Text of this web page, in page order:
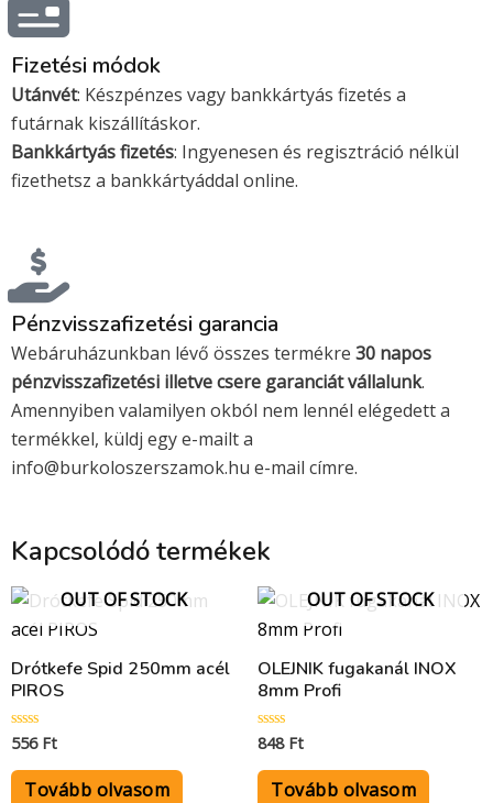
Fizetési módok
Utánvét: Készpénzes vagy bankkártyás fizetés a
futárnak kiszállításkor.
Bankkártyás fizetés: Ingyenesen és regisztráció nélkül
fizethetsz a bankkártyáddal online.
Pénzvisszafizetési garancia
Webáruházunkban lévő összes termékre 30 napos
pénzvisszafizetési illetve csere garanciát vállalunk.
Amennyiben valamilyen okból nem lennél elégedett a
termékkel, küldj egy e-mailt a
info@burkoloszerszamok.hu e-mail címre.
Kapcsolódó termékek
OUT OF STOCK
Drótkefe Spid 250mm acél
PIROS
Értékelés:
/
556 Ft
Tovább olvasom
OUT OF STOCK
OLEJNIK fugakanál INOX
8mm Profi
Értékelés:
/
848 Ft
Tovább olvasom